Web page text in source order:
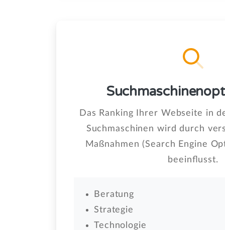
Das Ranking Ihrer Webseite in
Suchmaschinen wird durch
Maßnahmen (Search Engine
beeinflusst.
Beratung
Strategie
Technologie